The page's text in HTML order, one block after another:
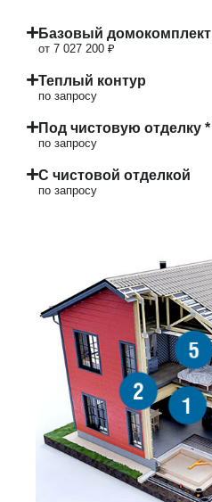
Базовый домокомплект
от 7 027 200 ₽
Теплый контур
по запросу
Под чистовую отделку *
по запросу
С чистовой отделкой
по запросу
1
2
5